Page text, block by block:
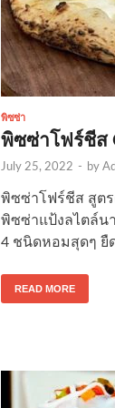
พิซซ่า
พิซซ่าโฟร์ชีส
July 25, 2022 - by
พิซซ่าโฟร์ชีส สูต
พิซซ่าแป้งลไตล์น
4 ชนิดหอมสุดๆ ยื
READ MORE